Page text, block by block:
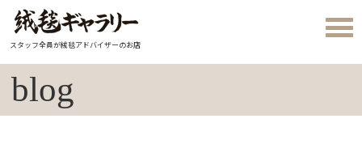
スタッフ全員が絨毯アドバイザーのお店
blog